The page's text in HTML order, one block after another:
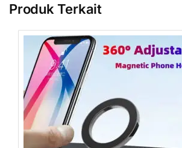
Produk Terkait